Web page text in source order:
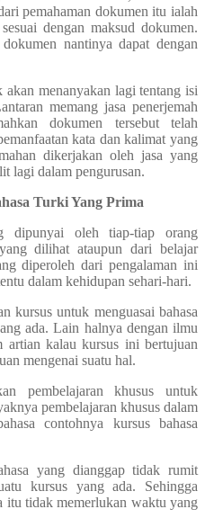
pemahaman dokumen itu ialah
dengan maksud dokumen.
nantinya dapat dengan
menanyakan lagi tentang isi
memang jasa penerjemah
dokumen tersebut telah
kata dan kalimat yang
dikerjakan oleh jasa yang
lagi dalam pengurusan.
Turki Yang Prima
dipunyai oleh tiap-tiap orang
dilihat ataupun dari belajar
diperoleh dari pengalaman ini
dalam kehidupan sehari-hari.
kursus untuk menguasai bahasa
ada. Lain halnya dengan ilmu
kalau kursus ini bertujuan
mengenai suatu hal.
pembelajaran khusus untuk
pembelajaran khusus dalam
contohnya kursus bahasa
yang dianggap tidak rumit
kursus yang ada. Sehingga
itu tidak memerlukan waktu yang